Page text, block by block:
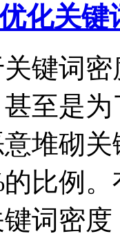
化关键
词密
至是
堆砌
的比例
词密